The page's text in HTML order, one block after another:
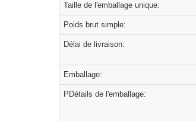
Taille de l'emballage unique:
Poids brut simple:
Délai de livraison:
Emballage:
PDétails de l'emballage: